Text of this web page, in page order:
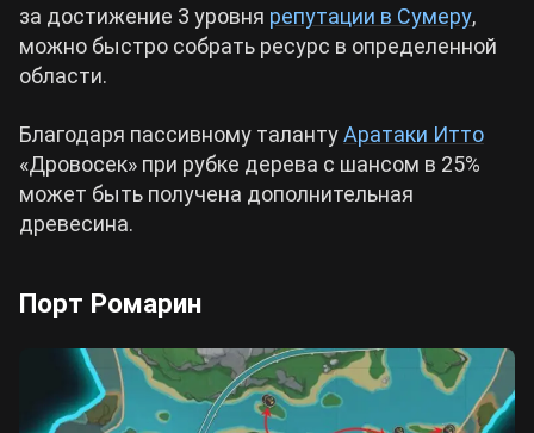
за достижение 3 уровня репутации в Сумеру,
можно быстро собрать ресурс в определенной
области.
Благодаря пассивному талантуАратаки Итто
«Дровосек» при рубке дерева с шансом в 25%
может быть получена дополнительная
древесина.
Порт Ромарин